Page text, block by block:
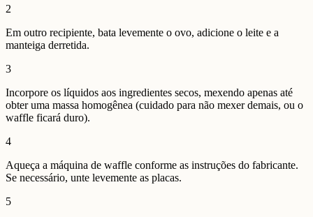
2
Em outro recipiente, bata levemente o ovo, adicione o leite e a
manteiga derretida.
3
Incorpore os líquidos aos ingredientes secos, mexendo apenas até
obter uma massa homogênea (cuidado para não mexer demais, ou o
waffle ficará duro).
4
Aqueça a máquina de waffle conforme as instruções do fabricante.
Se necessário, unte levemente as placas.
5